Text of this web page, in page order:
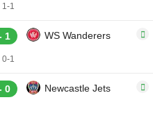
1-1
1 WS Wanderers
0-1
0 Newcastle Jets